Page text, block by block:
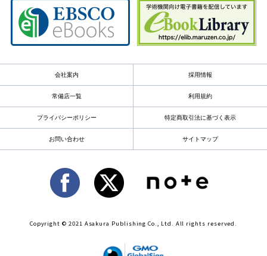
会社案内 採用情報
常備店一覧 利用規約
プライバシーポリシー 特定商取引法に基づく表示
お問い合わせ サイトマップ
Copyright © 2021 Asakura Publishing Co., Ltd. All rights reserved.